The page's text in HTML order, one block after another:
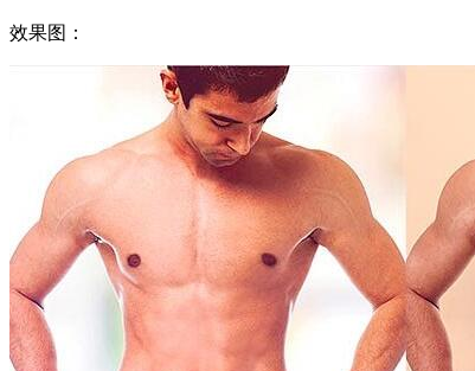
效果图：